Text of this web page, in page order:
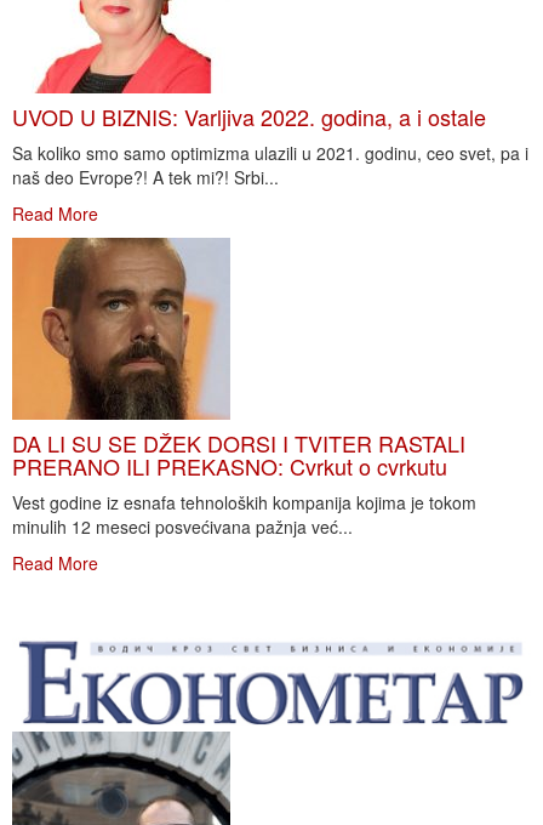
UVOD U BIZNIS: Varljiva 2022. godina, a i ostale
Sa koliko smo samo optimizma ulazili u 2021. godinu, ceo svet, pa i
naš deo Evrope?! A tek mi?! Srbi...
Read More
DA LI SU SE DŽEK DORSI I TVITER RASTALI
PRERANO ILI PREKASNO: Cvrkut o cvrkutu
Vest godine iz esnafa tehnoloških kompanija kojima je tokom
minulih 12 meseci posvećivana pažnja već...
Read More